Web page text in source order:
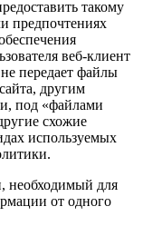
такому
предпочтениях
веб-клиент
передает файлы
другим
под «файлами
схожие
используемых
необходимый для
от одного